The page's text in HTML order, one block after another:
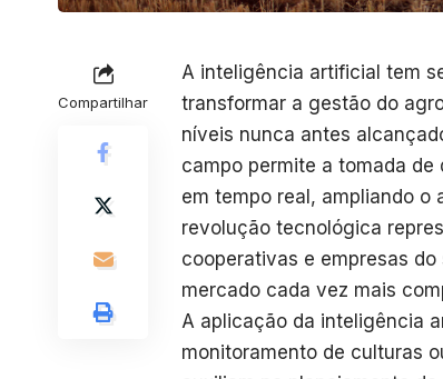
Compartilhar
A inteligência artificial tem
transformar a gestão do
níveis nunca antes
campo permite a tomada
em tempo real, ampliando o
revolução tecnológica
cooperativas e empresas
mercado cada vez mais
A aplicação da inteligência
monitoramento de culturas